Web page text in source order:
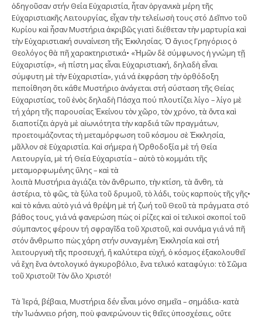
ὁδηγοῦσαν στήν Θεία Εὐχαριστία, ἦταν ὀργανικὰ μέρη τῆς
Εὐχαριστιακῆς Λειτουργίας, εἶχαν τὴν τελείωσὴ τους στό Δεῖπνο τοῦ
Κυρίου καὶ ἦσαν Μυστήρια ἀκριβῶς γιατὶ διέθεταν τὴν μαρτυρία καὶ
τὴν Εὐχαριστιακή συναίνεση τῆς Ἐκκλησίας. Ὁ ἅγιος Γρηγόριος ὁ
Θεολόγος θὰ πῆ χαρακτηριστικά• «Ἡμῶν δὲ σύμφωνος ἡ γνώμη τῇ
Εὐχαριστίᾳ», «ἡ πίστη μας εἶναι Εὐχαριστιακή, δηλαδὴ εἶναι
σύμφυτη μὲ τὴν Εὐχαριστία», γιά νά ἐκφράση τὴν ὀρθόδοξη
πεποίθηση ὅτι κάθε Μυστήριο ἀνάγεται στή σύσταση τῆς Θείας
Εὐχαριστίας, τοῦ ἑνὸς δηλαδὴ Πάσχα πού πλουτίζει λίγο – λίγο μὲ
τή χάρη τῆς παρουσίας Ἐκείνου τὸν χῶρο, τὸν χρόνο, τὰ ὄντα καὶ
διαποτίζει ἀργὰ μὲ αἰωνιότητα τὴν καρδιά τῶν πραγμάτων,
προετοιμάζοντας τὴ μεταμόρφωση τοῦ κόσμου σὲ Ἐκκλησία,
μᾶλλον σὲ Εὐχαριστία. Καὶ σήμερα ἡ Ὀρθοδοξία μὲ τή Θεία
Λειτουργία, μὲ τή Θεία Εὐχαριστία – αὐτὸ τὸ κομμάτι τῆς
μεταμορφωμένης ὕλης – καὶ τὰ
λοιπὰ Μυστήρια ἁγιάζει τὸν ἄνθρωπο, τὴν κτίση, τὰ ἄνθη, τὰ
ἀστέρια, τὸ φῶς, τὰ ξύλα τοῦ δρυμοῦ, τὸ λάδι, τοὺς καρποὺς τῆς γῆς•
καὶ τὸ κάνει αὐτὸ γιά νά θρέψη μὲ τή ζωή τοῦ Θεοῦ τὰ πράγματα στό
βάθος τους, γιά νά φανερώση πὼς οἱ ρίζες καὶ οἱ τελικοὶ σκοποί τοῦ
σύμπαντος φέρουν τή σφραγῖδα τοῦ Χριστοῦ, καὶ συνάμα γιά νά πῆ
στόν ἄνθρωπο πὼς χάρη στήν συναγμένη Ἐκκλησία καὶ στή
λειτουργικὴ τῆς προσευχή, ἤ καλύτερα εὐχή, ὁ κόσμος ἐξακολουθεῖ
νά ἔχη ἕνα ὀντολογικό ἀγκυροβόλιο, ἕνα τελικό καταφύγιο: τὸ Σῶμα
τοῦ Χριστοῦ! Τὸν ὅλο Χριστό!
Τὰ Ἱερά, βέβαια, Μυστήρια δέν εἶναι μόνο σημεῖα – σημάδια- κατὰ
τὴν Ἰωάννειο ρήση, ποὺ φανερώνουν τὶς θεῖες ὑποσχέσεις, οὔτε